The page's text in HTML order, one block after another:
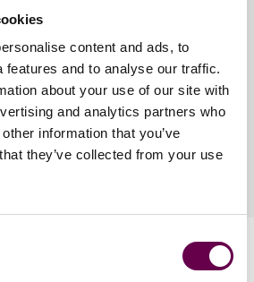
content and ads, to
features and to analyse our traffic.
about your use of our site with
and analytics partners who
information that you’ve
they’ve collected from your use
è selezionato con cura attraverso un
la tua creazione, segui le indicazioni
di seguito.
preservare il tuo gioiello